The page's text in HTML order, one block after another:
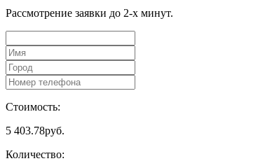
Рассмотрение заявки до 2-x минут.
Стоимость:
5 403.78руб.
Количество: